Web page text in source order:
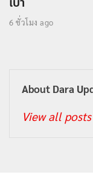
6 ชั่วโมง ago
About Dara
View all